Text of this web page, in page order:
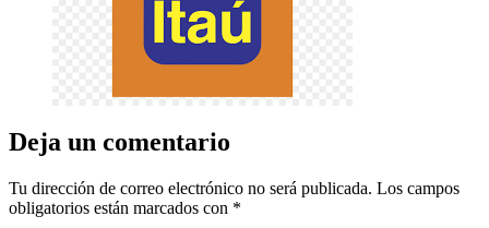
Deja un comentario
Tu dirección de correo electrónico no será publicada. Los campos
obligatorios están marcados con *